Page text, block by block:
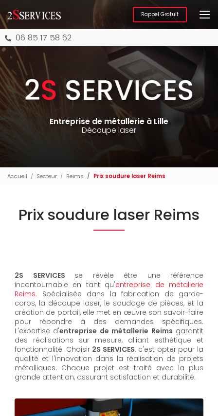
au
contenu
principal06 85 17 58 62
Rappel Gratuit
Entreprise de métallerie à Lille
Découpe laser
Accueil Secteur Reims Prix soudure laser Reims
Prix soudure laser Reims
2S SERVICES se révèle être une référence
incontournable en tant qu'entreprise de métallerie
Reims. Spécialisée dans la fabrication de garde-
corps, la découpe laser, le soudage de pièces, et la
création de portail, elle met en œuvre son savoir-faire
pour répondre à des demandes spécifiques.
L'expertise d'entreprise de métallerie Reims garantit
des réalisations sur mesure, alliant esthétique et
fonctionnalité. Choisir 2S SERVICES, c'est opter pour la
qualité et l'innovation dans la réalisation de projets
métalliques. Chaque projet est traité avec la plus
grande attention, assurant satisfaction et durabilité.